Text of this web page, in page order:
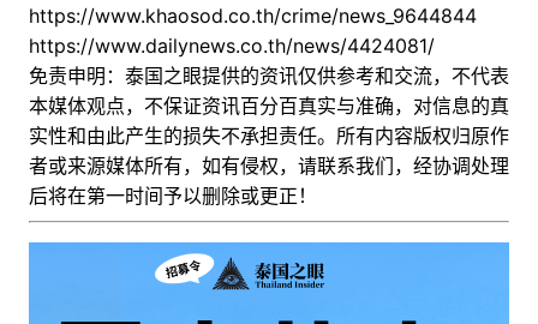
https://www.khaosod.co.th/crime/news_9644844
https://www.dailynews.co.th/news/4424081/
免责申明：泰国之眼提供的资讯仅供参考和交流，不代表
本媒体观点，不保证资讯百分百真实与准确，对信息的真
实性和由此产生的损失不承担责任。所有内容版权归原作
者或来源媒体所有，如有侵权，请联系我们，经协调处理
后将在第一时间予以删除或更正！